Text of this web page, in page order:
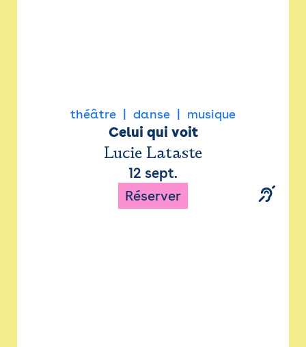
théâtre danse musique
Celui qui voit
Lucie Lataste
12 sept.
Réserver